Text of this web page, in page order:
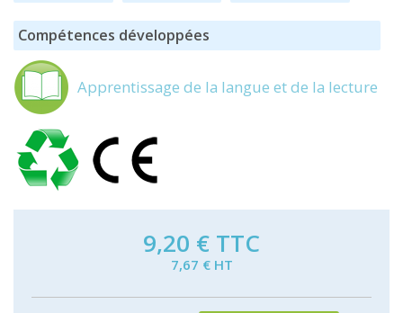
Compétences développées
Apprentissage de la langue et de la lecture
9,20 € TTC
7,67 € HT